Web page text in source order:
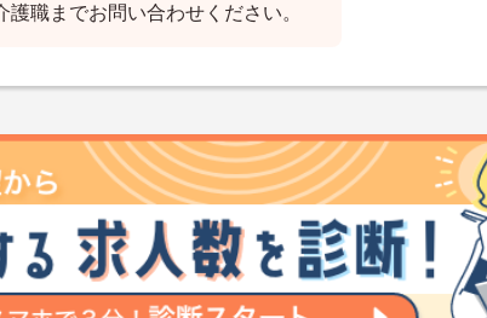
職までお問い合わせください。